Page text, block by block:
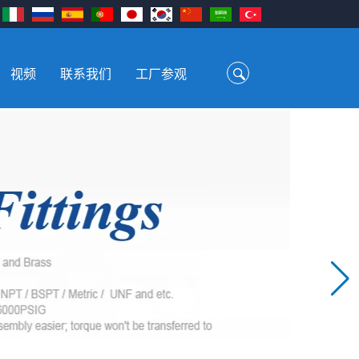
视频 联系我们 工厂参观